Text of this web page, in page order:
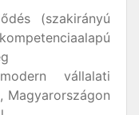
(szakirányú
vállalati
Magyarországon